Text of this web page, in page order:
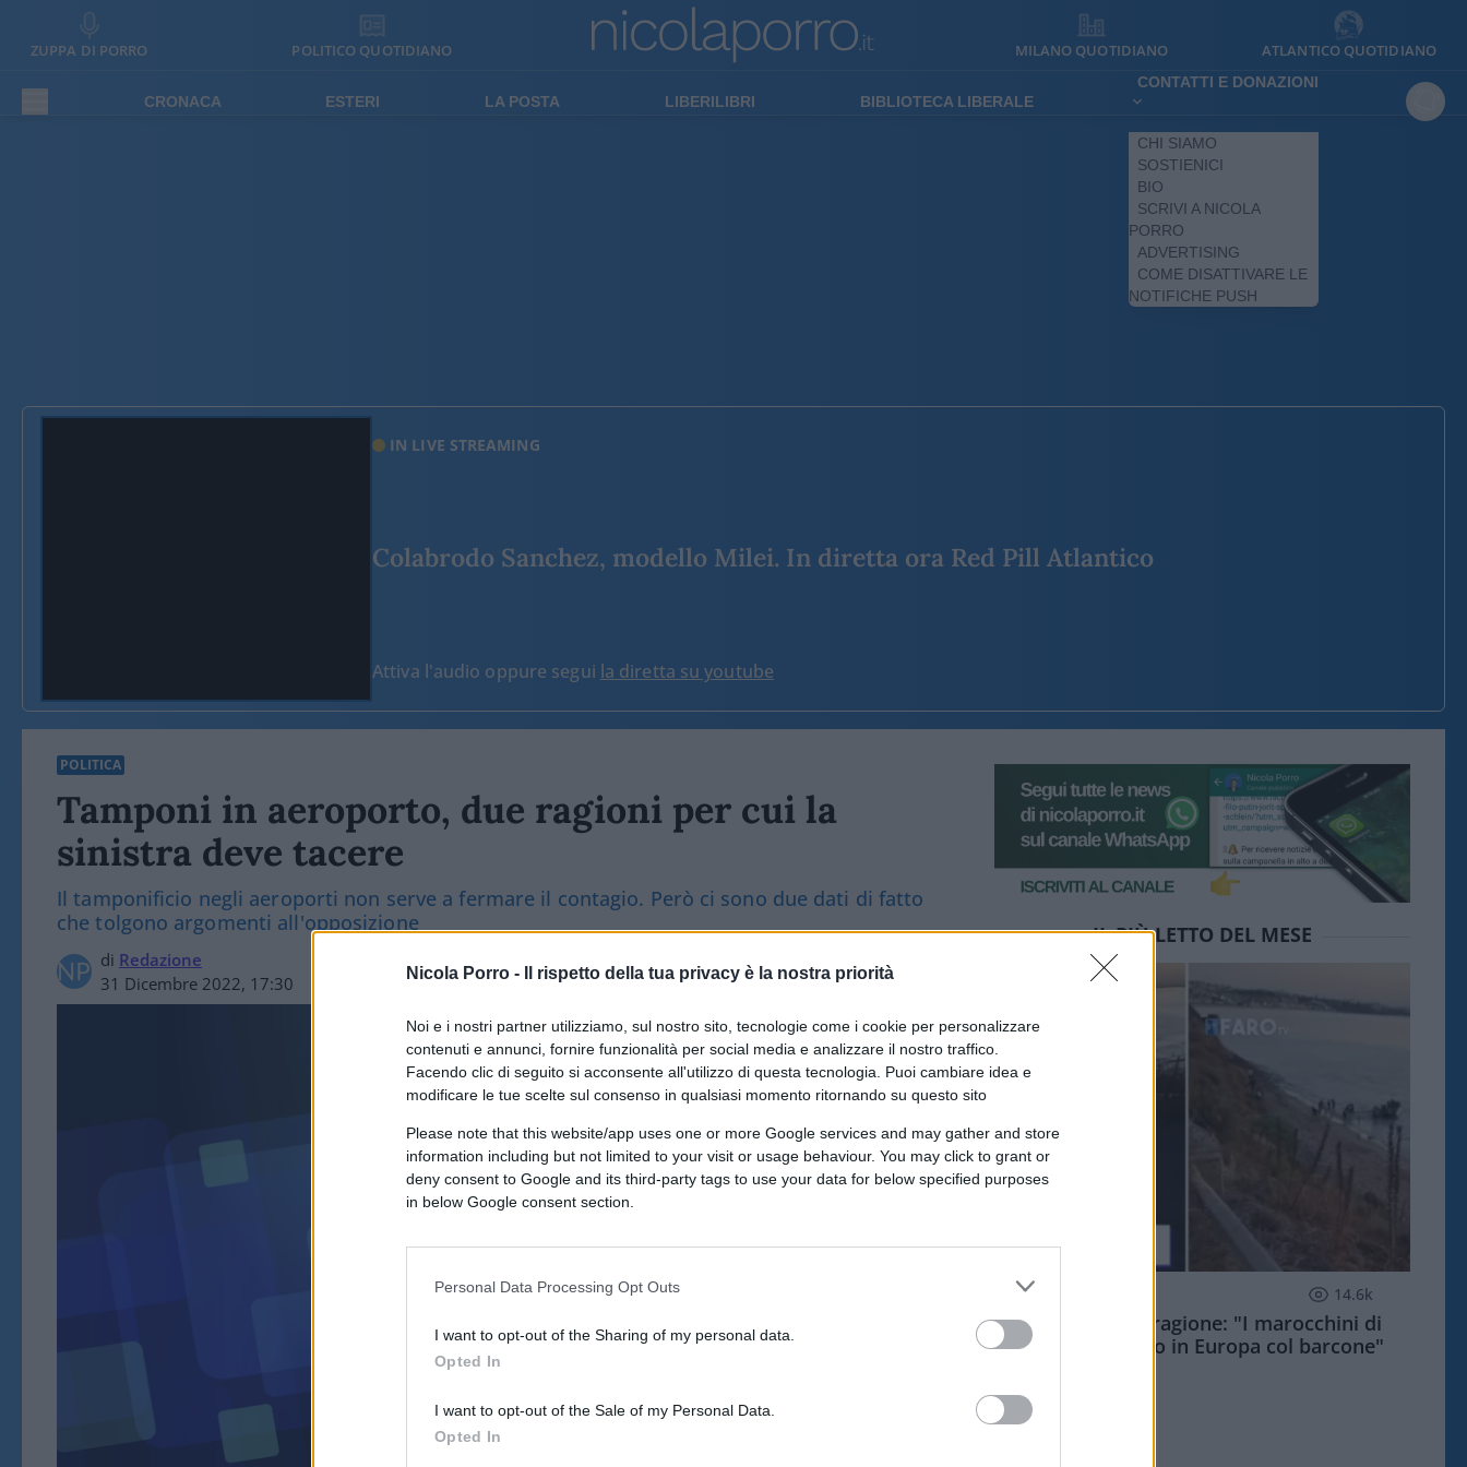
Nicola Porro - Il rispetto della tua privacy è la nostra priorità
Noi e i nostri partner utilizziamo, sul nostro sito, tecnologie come i cookie per personalizzare
contenuti e annunci, fornire funzionalità per social media e analizzare il nostro traffico.
Facendo clic di seguito si acconsente all'utilizzo di questa tecnologia. Puoi cambiare idea e
modificare le tue scelte sul consenso in qualsiasi momento ritornando su questo sito
Please note that this website/app uses one or more Google services and may gather and store
information including but not limited to your visit or usage behaviour. You may click to grant or
deny consent to Google and its third-party tags to use your data for below specified purposes
in below Google consent section.
Personal Data Processing Opt Outs
I want to opt-out of the Sharing of my personal data.
Opted In
I want to opt-out of the Sale of my Personal Data.
Opted In
ZUPPA DI PORRO POLITICO QUOTIDIANO MILANO QUOTIDIANO ATLANTICO QUOTIDIANO
CRONACA ESTERI LA POSTA LIBERILIBRI BIBLIOTECA LIBERALE
CONTATTI E DONAZIONI
CHI SIAMO
SOSTIENICI
BIO
SCRIVI A NICOLA
PORRO
ADVERTISING
COME DISATTIVARE LE
NOTIFICHE PUSH
IN LIVE STREAMING
Colabrodo Sanchez, modello Milei. In diretta ora Red Pill Atlantico
Attiva l'audio oppure segui la diretta su youtube
POLITICA
Tamponi in aeroporto, due ragioni per cui la
sinistra deve tacere
Il tamponificio negli aeroporti non serve a fermare il contagio. Però ci sono due dati di fatto
che tolgono argomenti all'opposizione
di Redazione
31 Dicembre 2022, 17:30
6kVisualizzazioni 34 commenti
POLITICA
IL PIÙ LETTO DEL MESE
ESTERI 14.6k
Meloni aveva ragione: "I marocchini di
Ceuta sbarcano in Europa col barcone"